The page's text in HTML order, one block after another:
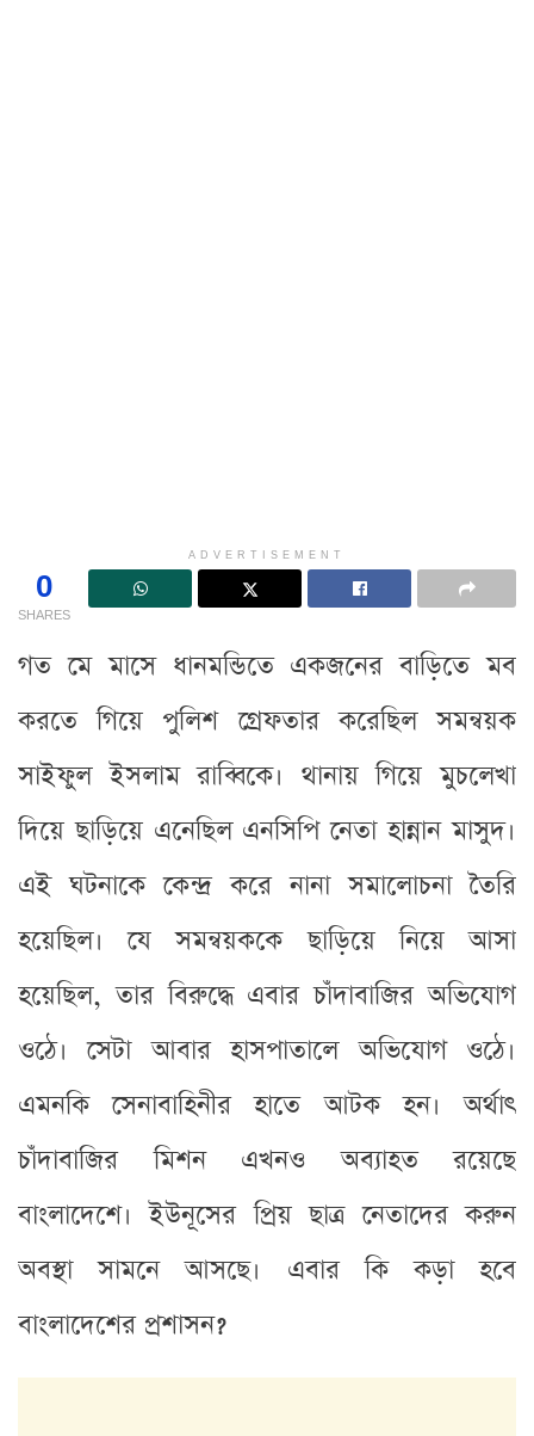
ADVERTISEMENT
0
SHARES
গত মে মাসে ধানমন্ডিতে একজনের বাড়িতে মব
করতে গিয়ে পুলিশ গ্রেফতার করেছিল সমন্বয়ক
সাইফুল ইসলাম রাব্বিকে। থানায় গিয়ে মুচলেখা
দিয়ে ছাড়িয়ে এনেছিল এনসিপি নেতা হান্নান মাসুদ।
এই ঘটনাকে কেন্দ্র করে নানা সমালোচনা তৈরি
হয়েছিল। যে সমন্বয়ককে ছাড়িয়ে নিয়ে আসা
হয়েছিল, তার বিরুদ্ধে এবার চাঁদাবাজির অভিযোগ
ওঠে। সেটা আবার হাসপাতালে অভিযোগ ওঠে।
এমনকি সেনাবাহিনীর হাতে আটক হন। অর্থাৎ
চাঁদাবাজির মিশন এখনও অব্যাহত রয়েছে
বাংলাদেশে। ইউনূসের প্রিয় ছাত্র নেতাদের করুন
অবস্থা সামনে আসছে। এবার কি কড়া হবে
বাংলাদেশের প্রশাসন?